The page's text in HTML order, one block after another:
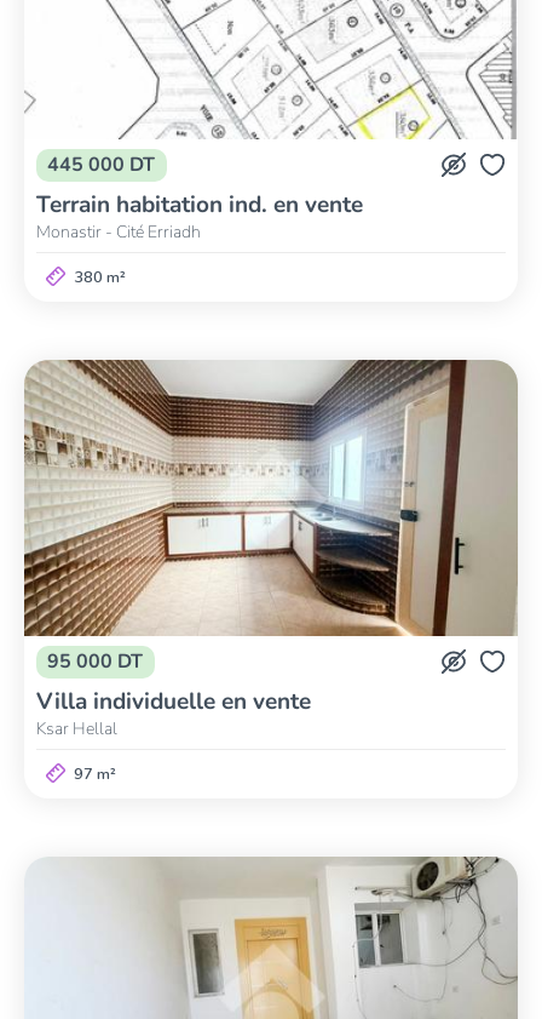
445 000 DT
Terrain habitation ind. en vente
Monastir - Cité Erriadh
380 m²
95 000 DT
Villa individuelle en vente
Ksar Hellal
97 m²